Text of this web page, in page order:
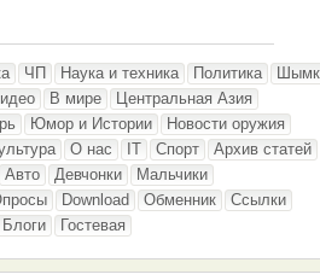
ЧП Наука и техника Политика
В мире
Центральная Азия
Юмор и Истории
Новости оружия
О нас IT Спорт
Архив статей
Авто Девчонки
Мальчики
Download Обменник
Ссылки
Блоги Гостевая